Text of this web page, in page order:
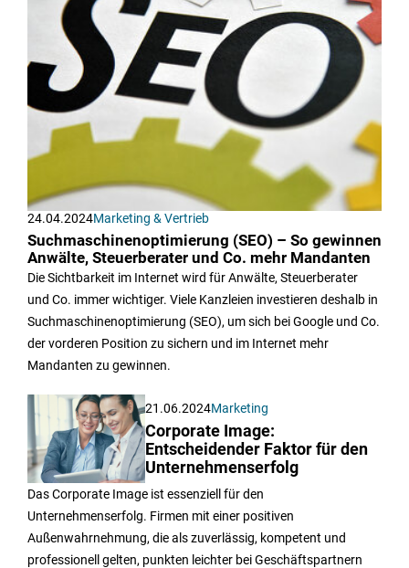
24.04.2024Marketing & Vertrieb
Suchmaschinenoptimierung (SEO) – So gewinnen
Anwälte, Steuerberater und Co. mehr Mandanten
Die Sichtbarkeit im Internet wird für Anwälte, Steuerberater
und Co. immer wichtiger. Viele Kanzleien investieren deshalb in
Suchmaschinenoptimierung (SEO), um sich bei Google und Co.
der vorderen Position zu sichern und im Internet mehr
Mandanten zu gewinnen.
21.06.2024Marketing
Corporate Image:
Entscheidender Faktor für den
Unternehmenserfolg
Das Corporate Image ist essenziell für den
Unternehmenserfolg. Firmen mit einer positiven
Außenwahrnehmung, die als zuverlässig, kompetent und
professionell gelten, punkten leichter bei Geschäftspartnern